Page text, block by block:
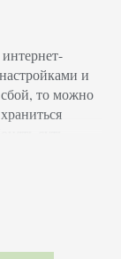
и
сбой, то можно
суть
из ваших
произошло
Если вы